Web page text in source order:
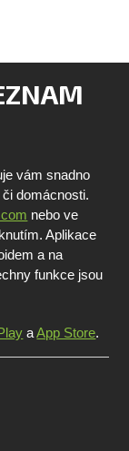
vám snadno
domácnosti.
nebo ve
Aplikace
a na
funkce jsou
aApp Store.